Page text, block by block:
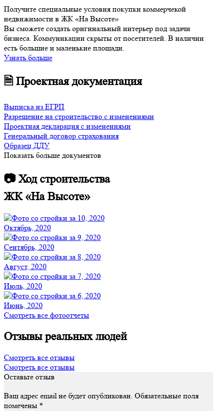
Получите специальные условия покупки коммерчекой
недвижимости в ЖК «На Высоте»
Вы сможете создать оригинальный интерьер под задачи
бизнеса. Коммуникации скрыты от посетителей. В наличии
есть большие и маленькие площади.
Узнать больше
🗎 Проектная документация
Выписка из ЕГРП
Разрешение на строительство с изменениями
Проектная декларация с изменениями
Генеральный договор страхования
Образец ДДУ
Показать больше документов
📷 Ход строительства
ЖК «На Высоте»
Октябрь, 2020
Сентябрь, 2020
Август, 2020
Июль, 2020
Июнь, 2020
Смотреть все фотоотчеты
Отзывы реальных людей
Смотреть все отзывы
Смотреть все отзывы
Оставьте отзыв
Ваш адрес email не будет опубликован. Обязательные поля
помечены *